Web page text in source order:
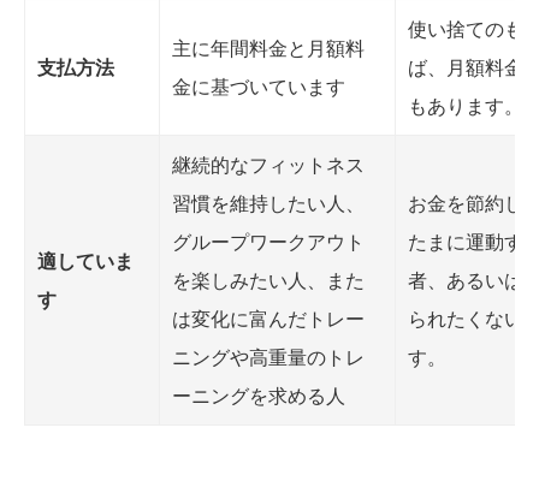
支払方法
主に年間料金と月額料
金に基づいています
使い捨てのも
ば、月額料金
もあります。
適していま
す
継続的なフィットネス
習慣を維持したい人、
グループワークアウト
を楽しみたい人、また
は変化に富んだトレー
ニングや高重量のトレ
ーニングを求める人
お金を節約し
たまに運動す
者、あるいは
られたくない
す。